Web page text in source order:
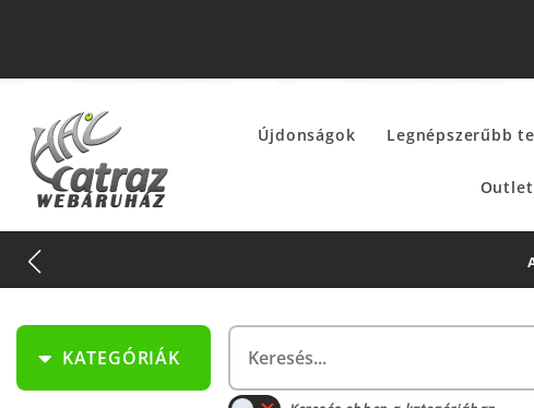
Újdonságok Legnépszerűbb
KATEGÓRIÁK